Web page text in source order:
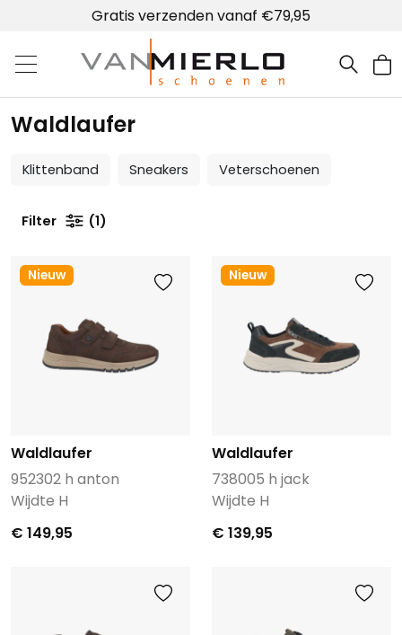
Gratis verzenden vanaf €79,95
Home | Van Mierlo schoenen
Waldlaufer
Klittenband Sneakers Veterschoenen
Filter 1
Nieuw
Waldlaufer
952302 h anton
Wijdte H
€ 149,95
Nieuw
Waldlaufer
738005 h jack
Wijdte H
€ 139,95